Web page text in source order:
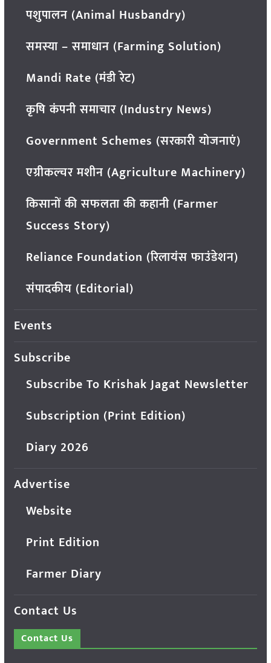
पशुपालन (Animal Husbandry)
समस्या – समाधान (Farming Solution)
Mandi Rate (मंडी रेट)
कृषि कंपनी समाचार (Industry News)
Government Schemes (सरकारी योजनाएं)
एग्रीकल्चर मशीन (Agriculture Machinery)
किसानों की सफलता की कहानी (Farmer
Success Story)
Reliance Foundation (रिलायंस फाउंडेशन)
संपादकीय (Editorial)
Events
Subscribe
Subscribe To Krishak Jagat Newsletter
Subscription (Print Edition)
Diary 2026
Advertise
Website
Print Edition
Farmer Diary
Contact Us
Contact Us